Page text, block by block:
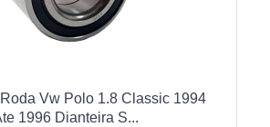
Vw Polo 1.8 Classic 1994
1996 Dianteira S...